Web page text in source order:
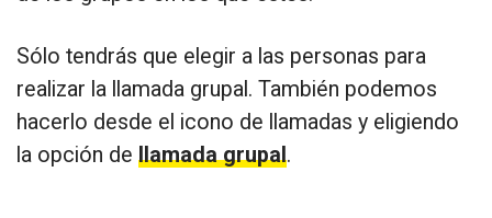
Sólo tendrás que elegir a las personas para
realizar la llamada grupal. También podemos
hacerlo desde el icono de llamadas y eligiendo
la opción de llamada grupal.